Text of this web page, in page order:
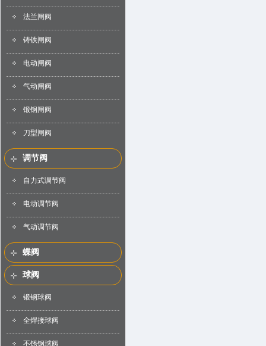
法兰闸阀
铸铁闸阀
电动闸阀
气动闸阀
锻钢闸阀
刀型闸阀
调节阀
自力式调节阀
电动调节阀
气动调节阀
蝶阀
球阀
锻钢球阀
全焊接球阀
不锈钢球阀